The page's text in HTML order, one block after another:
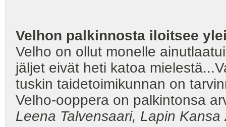
Velhon palkinnosta iloitsee
Velho on ollut monelle
jäljet eivät heti katoa
tuskin taidetoimikunnan on
Velho-ooppera on palkintonsa
Leena Talvensaari, Lapin Kansa